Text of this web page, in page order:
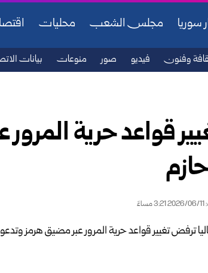
سوريا مجلس الشعب محليات
وفنون فيديو صور منوعات بيانات
قواعد حرية